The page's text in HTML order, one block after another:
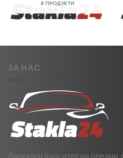
8 ПРОДУКТИ
ЗА НАС
Директен вносител на предни,